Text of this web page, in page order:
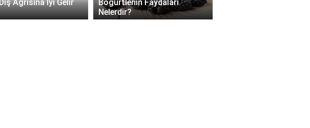
Ağrısına İyi Gelir
Böğürtlenin Faydaları
Nelerdir?